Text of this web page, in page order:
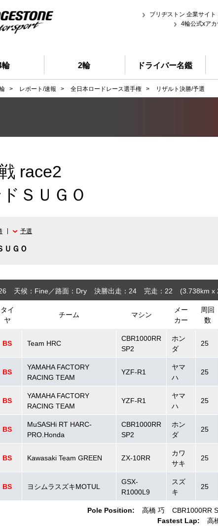
ブリヂストン 企業サイト
4輪公式xアカ
輪 2輪 ドライバー名鑑
> レポート/速報 > 全日本ロードレース選手権 > リザルト決勝/予選
race2
ＳＵＧＯ
ＵＧＯ
予選
天候：Fine 路面：Dry 決勝出走：24 完走：22 (3.738km x
タイ
ヤ
チーム マシン
メー
カー
周回
数
Pole Position: 高橋 巧 CBR1000RR
Fastest Lap:
高
BS Team HRC
CBR1000RR
SP2
ホン
ダ
25
BS
YAMAHA FACTORY
RACING TEAM
YZF-R1
ヤマ
ハ
25
BS
YAMAHA FACTORY
RACING TEAM
YZF-R1
ヤマ
ハ
25
BS
MuSASHi RT HARC-
PRO.Honda
CBR1000RR
SP2
ホン
ダ
25
BS Kawasaki Team GREEN ZX-10RR
カワ
サキ
25
BS ヨシムラスズキMOTUL
GSX-
R1000L9
スズ
キ
25